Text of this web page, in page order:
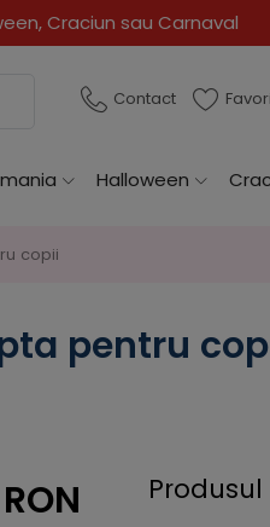
Craciun sau Carnaval
Contact
Halloween
copii
pentru